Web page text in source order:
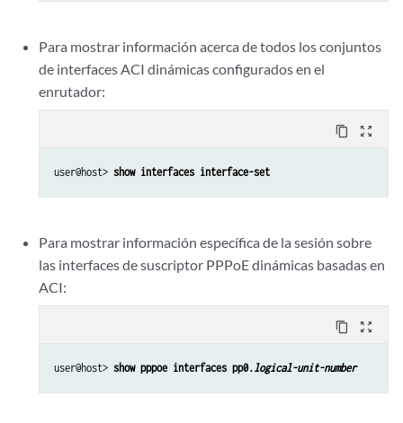
Para mostrar información acerca de todos los conjuntos
de interfaces ACI dinámicas configurados en el
enrutador:
content_copy zoom_out_map
user@host> show interfaces interface-set
Para mostrar información específica de la sesión sobre
las interfaces de suscriptor PPPoE dinámicas basadas en
ACI:
content_copy zoom_out_map
user@host> show pppoe interfaces pp0.logical-unit-number